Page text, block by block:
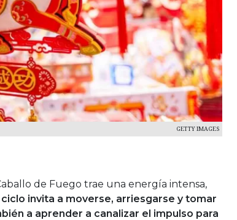
GETTY IMAGES
de Fuego trae una energía intensa,
ciclo invita a moverse, arriesgarse y tomar
a aprender a canalizar el impulso para